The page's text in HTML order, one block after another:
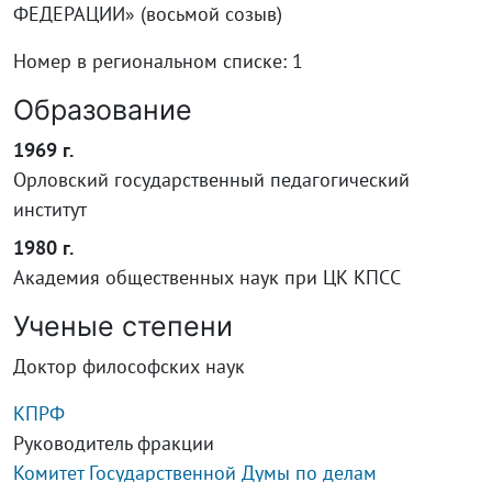
ФЕДЕРАЦИИ» (восьмой созыв)
Номер в региональном списке: 1
Образование
1969 г.
Орловский государственный педагогический
институт
1980 г.
Академия общественных наук при ЦК КПСС
Ученые степени
Доктор философских наук
КПРФ
Руководитель фракции
Комитет Государственной Думы по делам